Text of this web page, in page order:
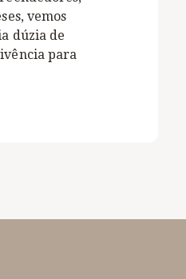
vemos
dúzia de
para